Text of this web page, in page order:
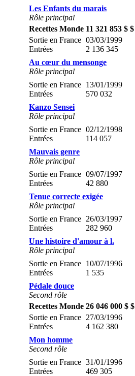
Les Enfants du marais
Rôle principal
Recettes Monde 11 321 853 $ $
Sortie en France
Entrées
03/03/1999
2 136 345
Au cœur du mensonge
Rôle principal
Sortie en France
Entrées
13/01/1999
570 032
Kanzo Sensei
Rôle principal
Sortie en France
Entrées
02/12/1998
114 057
Mauvais genre
Rôle principal
Sortie en France
Entrées
09/07/1997
42 880
Tenue correcte exigée
Rôle principal
Sortie en France
Entrées
26/03/1997
282 960
Une histoire d'amour à l.
Rôle principal
Sortie en France
Entrées
10/07/1996
1 535
Pédale douce
Second rôle
Recettes Monde 26 046 000 $ $
Sortie en France
Entrées
27/03/1996
4 162 380
Mon homme
Second rôle
Sortie en France
Entrées
31/01/1996
469 305